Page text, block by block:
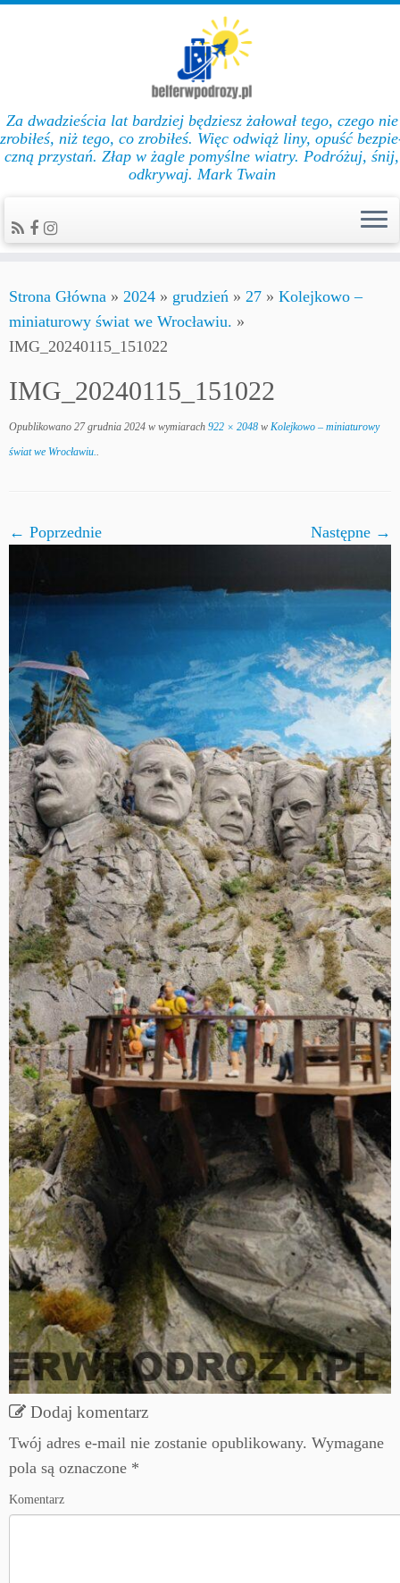
Za dwadzieścia lat bar­dziej będziesz żałował te­go, cze­go nie
zro­biłeś, niż te­go, co zro­biłeś. Więc od­wiąż li­ny, opuść
czną przys­tań. Złap w żag­le po­myślne wiat­ry. Podróżuj, śnij,
odkrywaj. Mark Twain
Strona Główna » 2024 » grudzień » 27 » Kolejkowo –
miniaturowy świat we Wrocławiu. »
IMG_20240115_151022
IMG_20240115_151022
Opublikowano 27 grudnia 2024 w wymiarach 922 × 2048 w Kolejkowo – miniaturowy
świat we Wrocławiu..
← Poprzednie Następne →
Dodaj komentarz
Twój adres e-mail nie zostanie opublikowany. Wymagane
pola są oznaczone *
Komentarz